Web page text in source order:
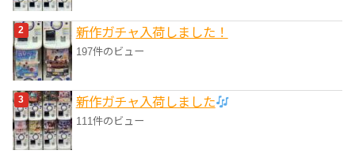
新作ガチャ入荷しました！
197件のビュー
新作ガチャ入荷しました
111件のビュー